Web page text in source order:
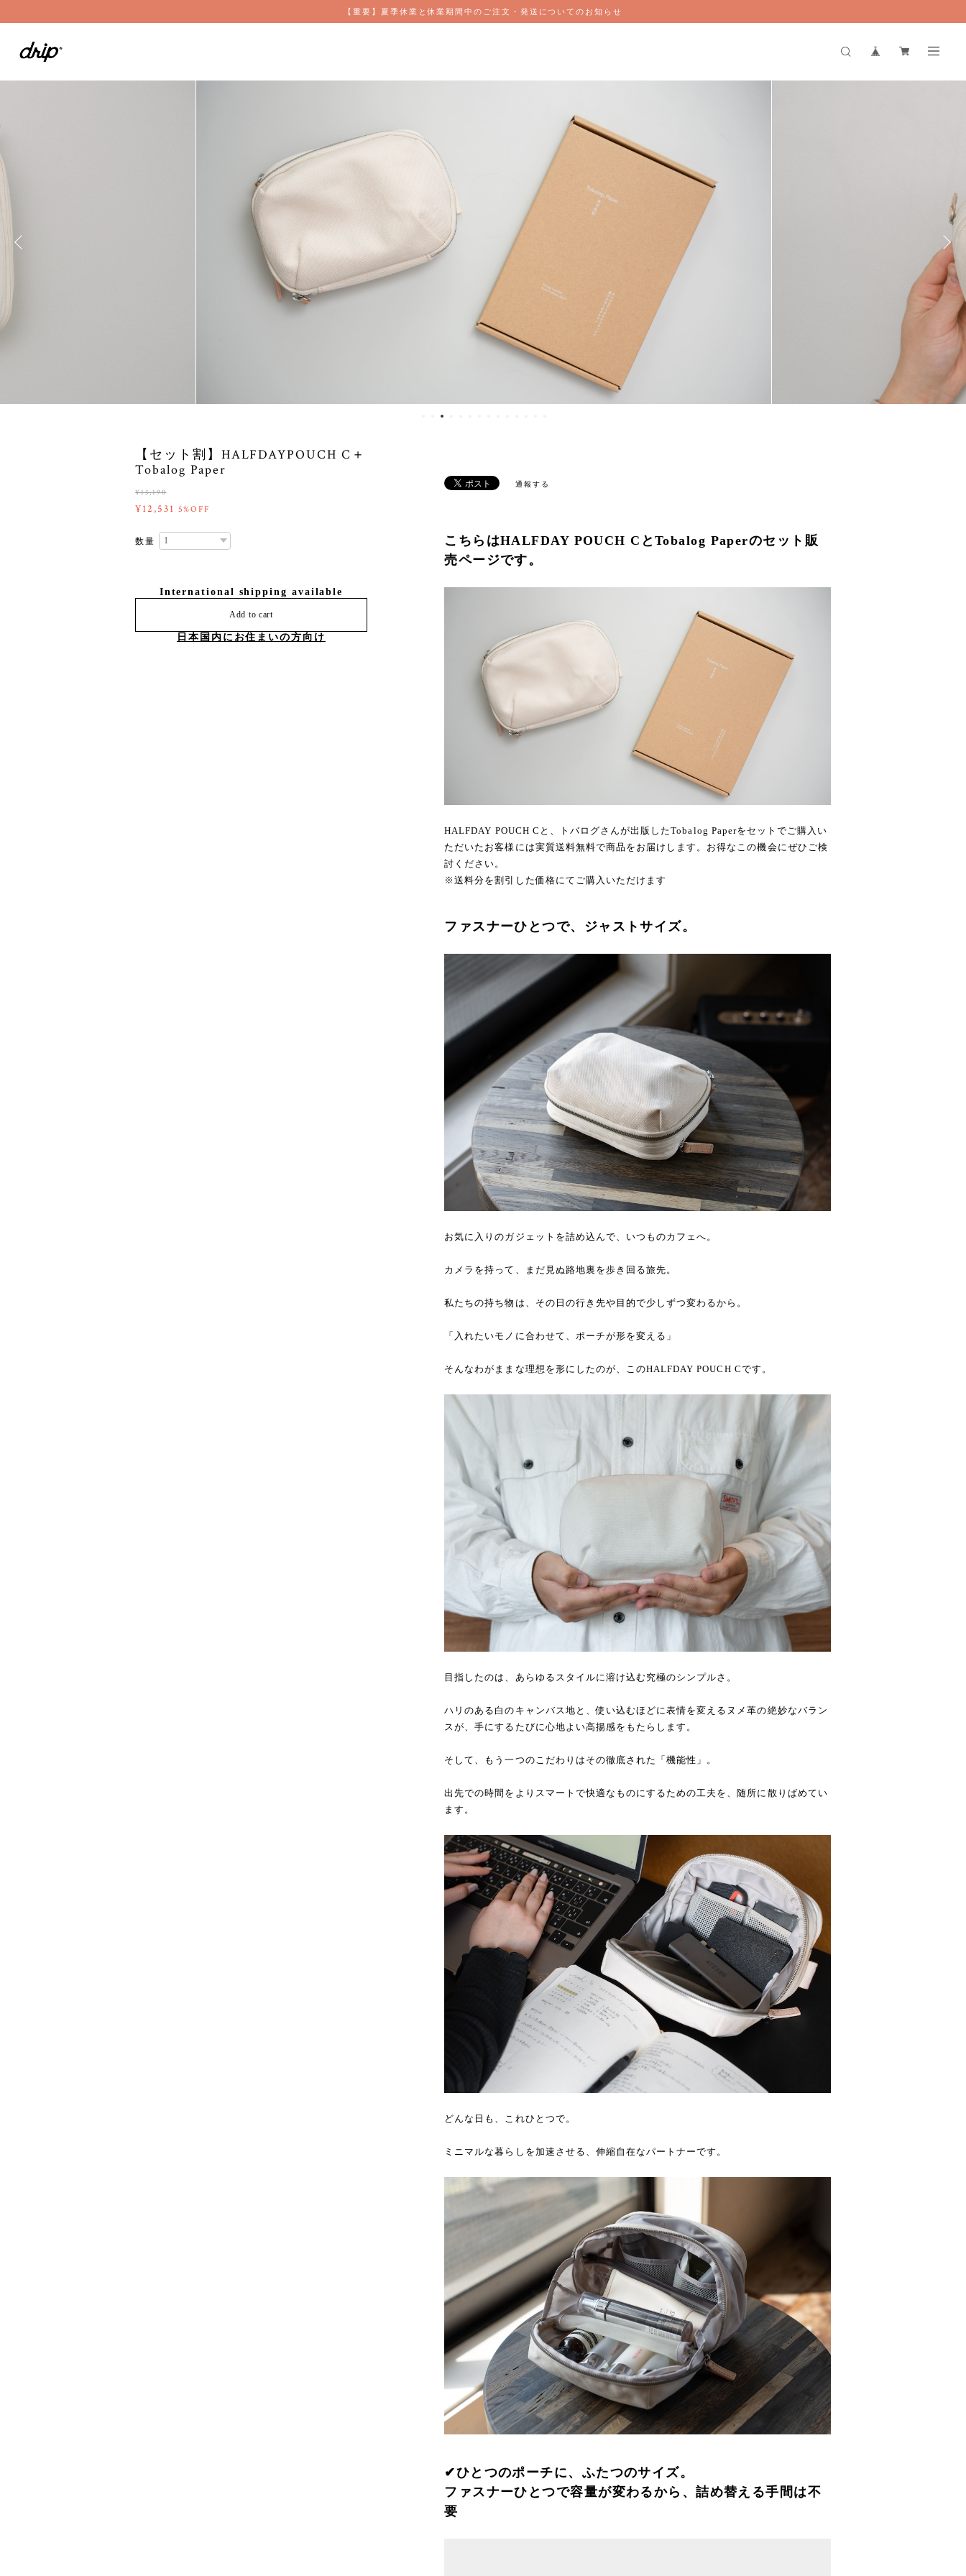
【重要】夏季休業と休業期間中のご注文・発送についてのお知らせ
【セット割】HALFDAYPOUCH C＋
Tobalog Paper
¥13,190
¥12,531 5%OFF
数量
International shipping available
Add to cart
日本国内にお住まいの方向け
通報する
こちらはHALFDAY POUCH CとTobalog Paperのセット販
売ページです。
HALFDAY POUCH Cと、トバログさんが出版したTobalog Paperをセットでご購入い
ただいたお客様には実質送料無料で商品をお届けします。お得なこの機会にぜひご検
討ください。
※送料分を割引した価格にてご購入いただけます
ファスナーひとつで、ジャストサイズ。
お気に入りのガジェットを詰め込んで、いつものカフェへ。
カメラを持って、まだ見ぬ路地裏を歩き回る旅先。
私たちの持ち物は、その日の行き先や目的で少しずつ変わるから。
「入れたいモノに合わせて、ポーチが形を変える」
そんなわがままな理想を形にしたのが、このHALFDAY POUCH Cです。
目指したのは、あらゆるスタイルに溶け込む究極のシンプルさ。
ハリのある白のキャンバス地と、使い込むほどに表情を変えるヌメ革の絶妙なバラン
スが、手にするたびに心地よい高揚感をもたらします。
そして、もう一つのこだわりはその徹底された「機能性」。
出先での時間をよりスマートで快適なものにするための工夫を、随所に散りばめてい
ます。
どんな日も、これひとつで。
ミニマルな暮らしを加速させる、伸縮自在なパートナーです。
✔︎ひとつのポーチに、ふたつのサイズ。
ファスナーひとつで容量が変わるから、詰め替える手間は不
要